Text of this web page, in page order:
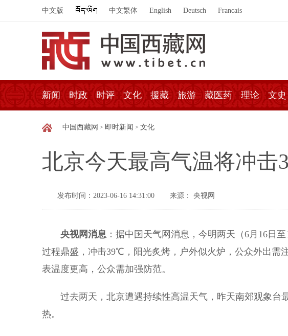
中文版 中文繁体 English Deutsch Francais
新闻 时政 时评 文化 援藏 旅游 藏医药 理论 文史
中国西藏网 > 即时新闻 > 文化
北京今天最高气温将冲
发布时间：2023-06-16 14:31:00 来源： 央视网
央视网消息 ：据中国天气网消息，今明两天（6月16日
过程鼎盛，冲击39℃，阳光炙烤，户外似火炉，公众外出需
表温度更高，公众需加强防范。
过去两天，北京遭遇持续性高温天气，昨天南郊观象台
热。